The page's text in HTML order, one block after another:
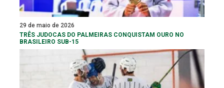
29 de maio de 2026
TRÊS JUDOCAS DO PALMEIRAS CONQUISTAM OURO NO
BRASILEIRO SUB-15